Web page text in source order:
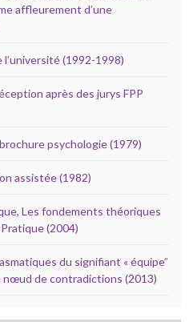
affleurement d’une
l’université (1992-1998)
après des jurys FPP
psychologie (1979)
assistée (1982)
Les fondements théoriques
(2004)
du signifiant « équipe”
nœud de contradictions (2013)